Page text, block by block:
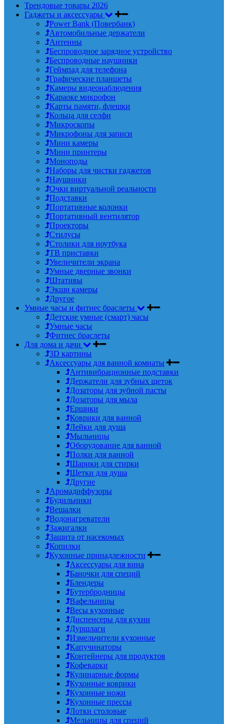
Трендовые товары 2026
Гаджеты и аксессуары
Power Bank (Повербанк)
Автомобильные держатели
Антенны
Беспроводное зарядное устройство
Беспроводные наушники
Геймпад для телефона
Графические планшеты
Камеры видеонаблюдения
Караоке микрофон
Карты памяти, флешки
Кольца для селфи
Микроскопы
Микрофоны для записи
Мини камеры
Мини принтеры
Моноподы
Наборы для чистки гаджетов
Наушники
Очки виртуальной реальности
Подставки
Портативные колонки
Портативный вентилятор
Проекторы
Стилусы
Столики для ноутбука
ТВ приставки
Увеличители экрана
Умные дверные звонки
Штативы
Экшн камеры
Другое
Умные часы и фитнес браслеты
Детские умные (смарт) часы
Умные часы
Фитнес браслеты
Для дома и дачи
3D картины
Аксессуары для ванной комнаты
Антивибрационные подставки
Держатели для зубных щеток
Дозаторы для зубной пасты
Дозаторы для мыла
Ершики
Коврики для ванной
Лейки для душа
Мыльницы
Оборудование для ванной
Полки для ванной
Шарики для стирки
Щетки для душа
Другие
Аромадиффузоры
Будильники
Вешалки
Водонагреватели
Зажигалки
Защита от насекомых
Копилки
Кухонные принадлежности
Аксессуары для вина
Баночки для специй
Блендеры
Бутербродницы
Вафельницы
Весы кухонные
Диспенсеры для кухни
Дуршлаги
Измельчители кухонные
Капучинаторы
Контейнеры для продуктов
Кофеварки
Кулинарные формы
Кухонные коврики
Кухонные ножи
Кухонные прессы
Лотки столовые
Мельницы для специй